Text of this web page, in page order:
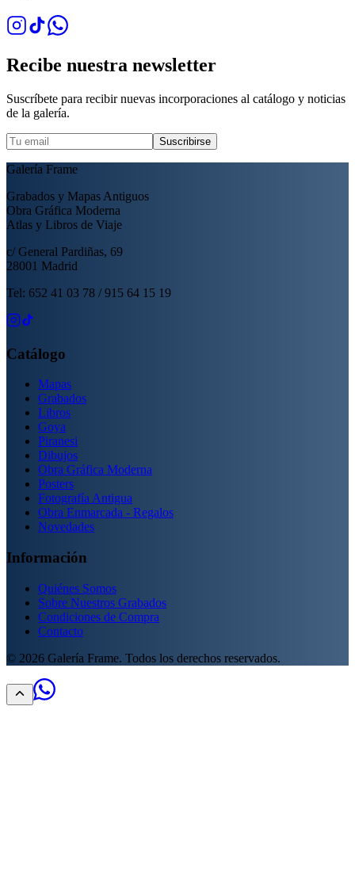
Recibe nuestra newsletter
Suscríbete para recibir nuevas incorporaciones al catálogo y noticias
de la galería.
Suscribirse
Galería Frame
Grabados y Mapas Antiguos
Obra Gráfica Moderna
Atlas y Libros de Viaje
c/ General Pardiñas, 69
28001 Madrid
Tel: 652 41 03 78 / 915 64 15 19
Catálogo
Mapas
Grabados
Libros
Goya
Piranesi
Dibujos
Obra Gráfica Moderna
Posters
Fotografía Antigua
Obra Enmarcada - Regalos
Novedades
Información
Quiénes Somos
Sobre Nuestros Grabados
Condiciones de Compra
Contacto
© 2026 Galería Frame. Todos los derechos reservados.